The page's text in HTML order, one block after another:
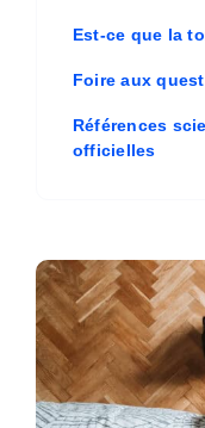
Est-ce que la
Foire aux
Références
officielles